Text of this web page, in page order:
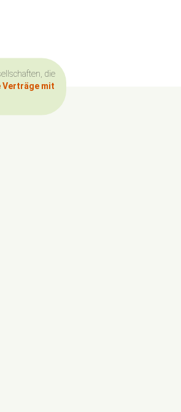
die
Verträge mit